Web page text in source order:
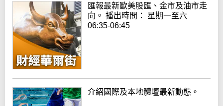
匯報最新歐美股匯、金市及油市走
向。 播出時間： 星期一至六
06:35-06:45
介紹國際及本地體壇最新動態。